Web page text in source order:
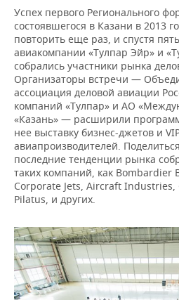
Успех первого Регионального
состоявшегося в Казани в 2013
повторить еще раз, и спустя
авиакомпании «Тулпар Эйр» и
собрались участники рынка
Организаторы встречи —
ассоциация деловой авиации
компаний «Тулпар» и АО
«Казань» — расширили
нее выставку бизнес-джетов и
авиапроизводителей.
последние тенденции рынка
таких компаний, как Bombardier
Corporate Jets, Aircraft Industries,
Pilatus, и других.